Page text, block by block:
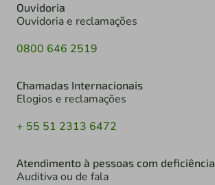
Ouvidoria
Ouvidoria e reclamações
0800 646 2519
Chamadas Internacionais
Elogios e reclamações
+ 55 51 2313 6472
Atendimento à pessoas com deficiência
Auditiva ou de fala